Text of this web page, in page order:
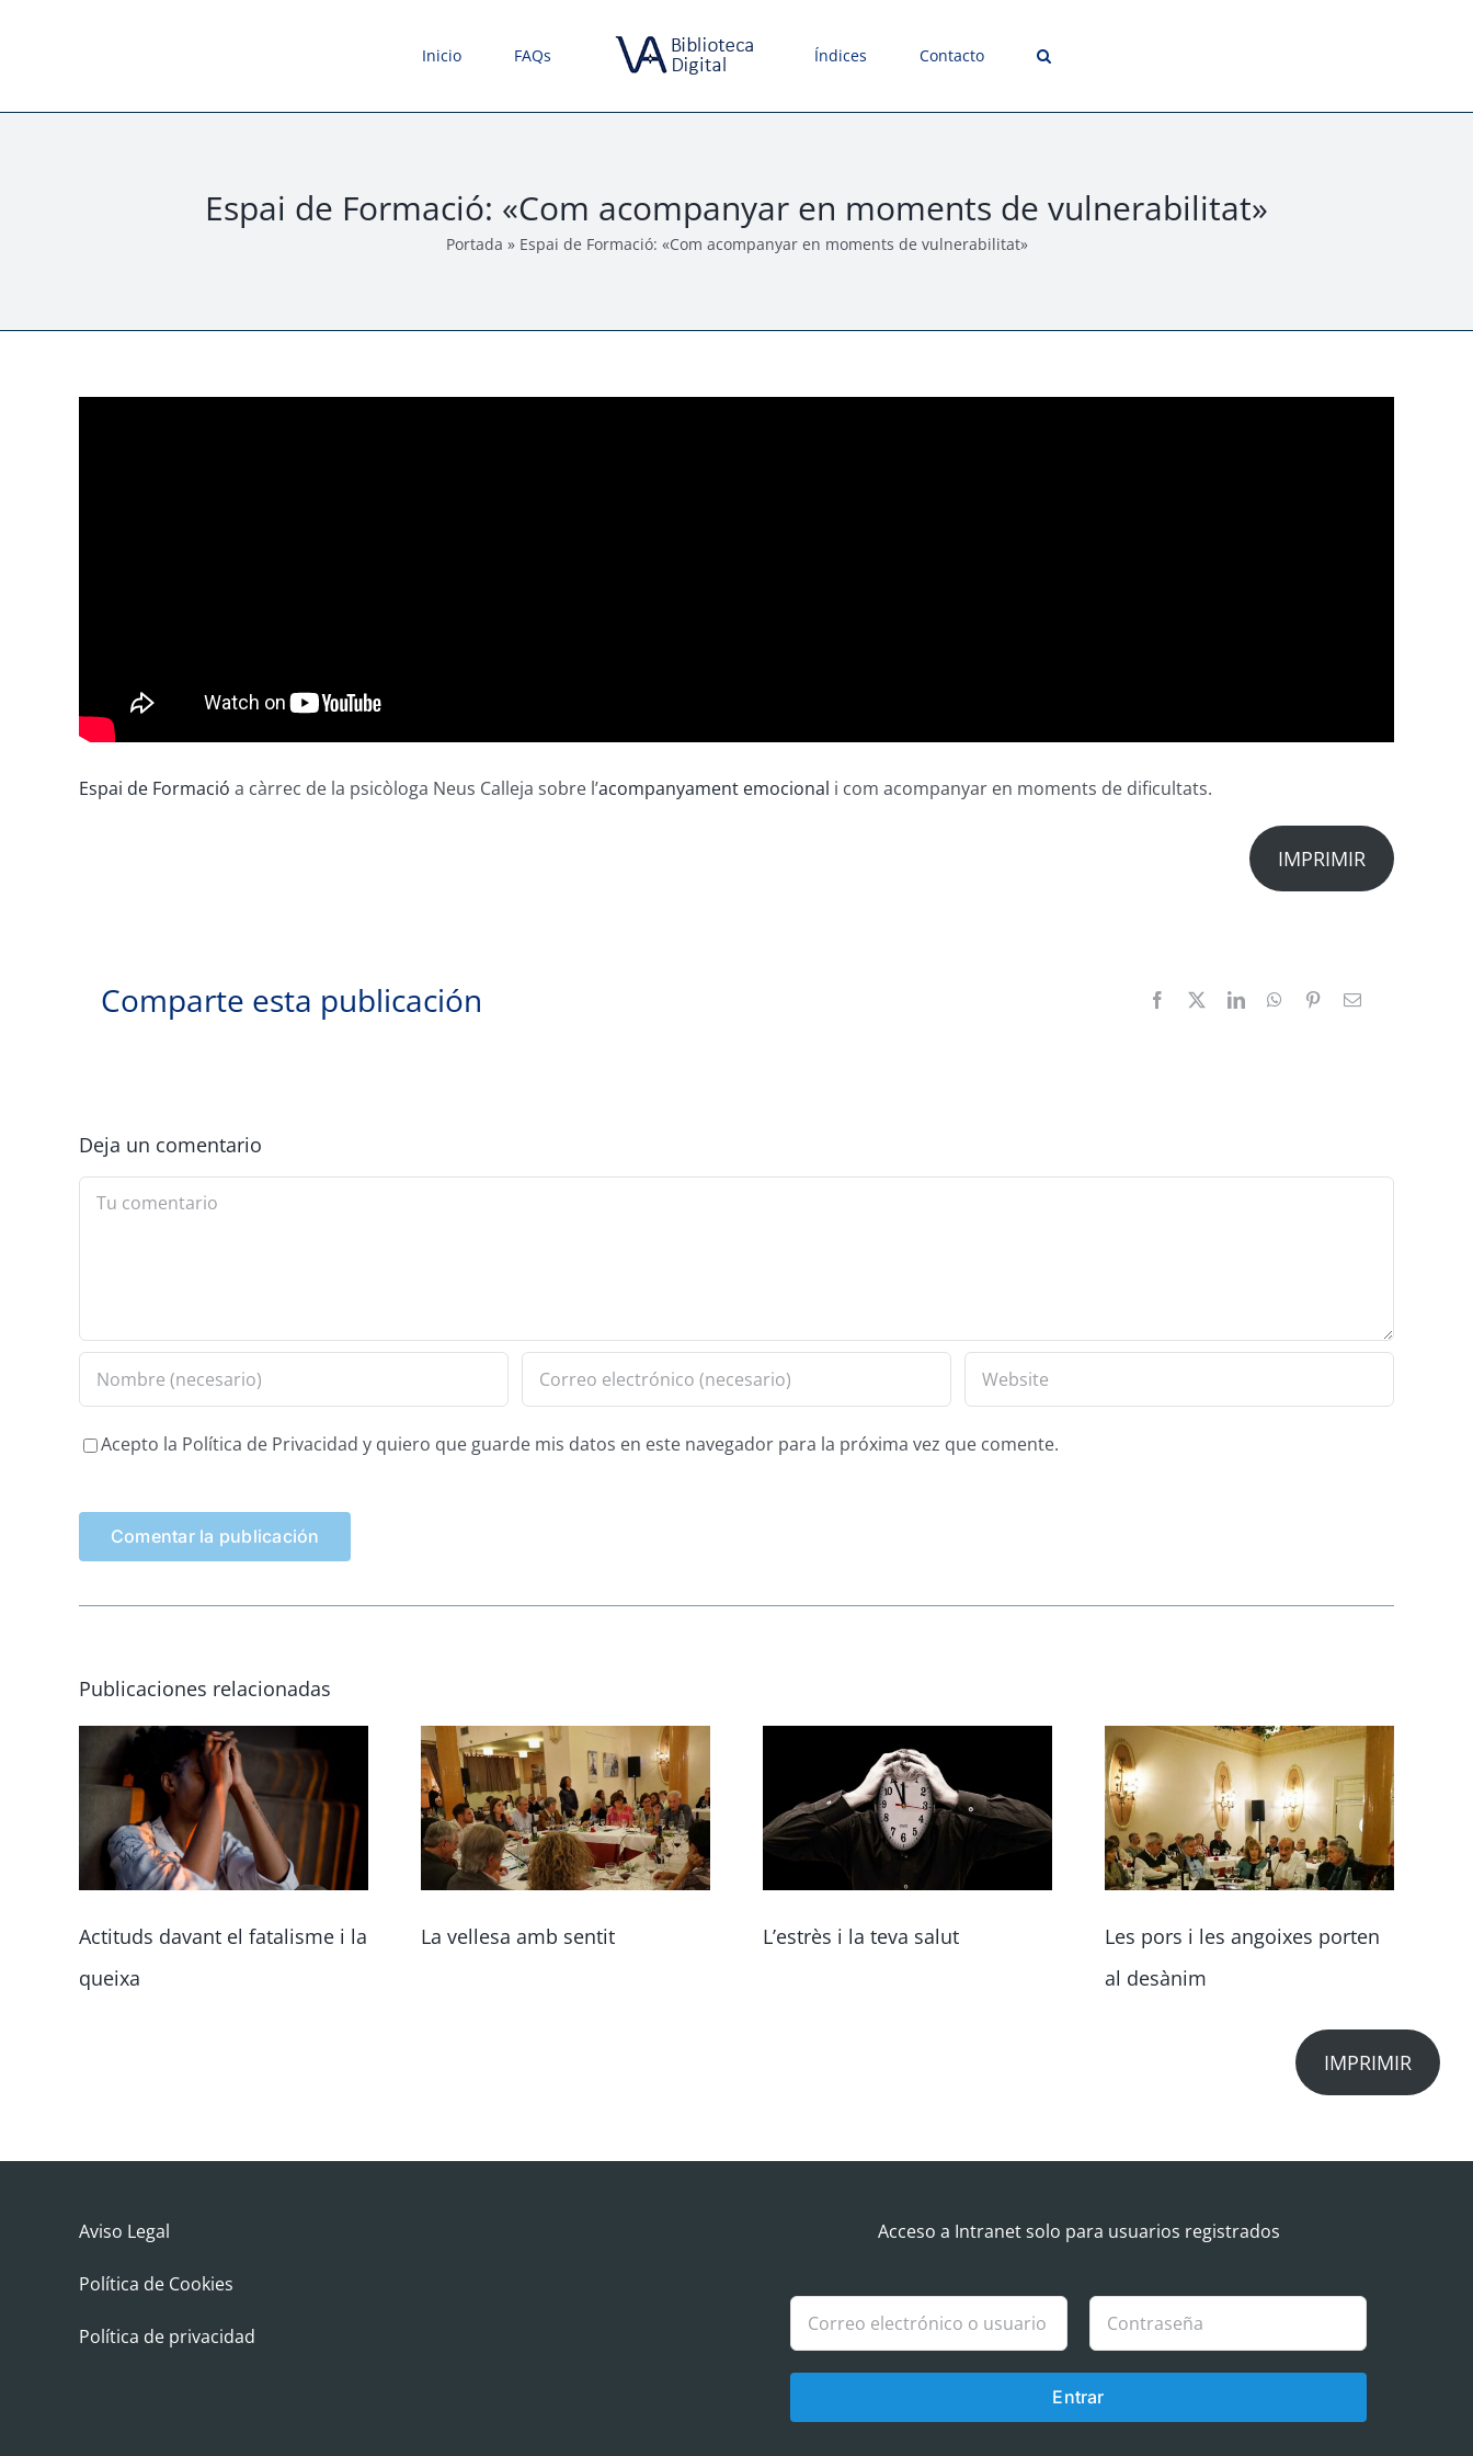
Inicio FAQs Índices Contacto
Espai de Formació: «Com acompanyar en moments de vulnerabilitat»
Portada » Espai de Formació: «Com acompanyar en moments de vulnerabilitat»
Espai de Formació a càrrec de la psicòloga Neus Calleja sobre l’acompanyament emocional i com acompanyar en moments de dificultats.
IMPRIMIR
Comparte esta publicación
Deja un comentario
Comment
Acepto la Política de Privacidad y quiero que guarde mis datos en este navegador para la próxima vez que comente.
Publicaciones relacionadas
Actituds davant el fatalisme i la
queixa
La vellesa amb sentit L’estrès i la teva salut
Les pors i les angoixes porten
al desànim
IMPRIMIR
Aviso Legal
Política de Cookies
Política de privacidad
Acceso a Intranet solo para usuarios registrados
Entrar